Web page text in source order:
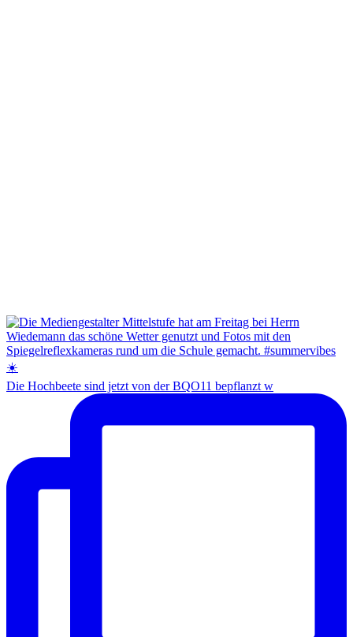
Die Hochbeete sind jetzt von der BQO11 bepflanzt w